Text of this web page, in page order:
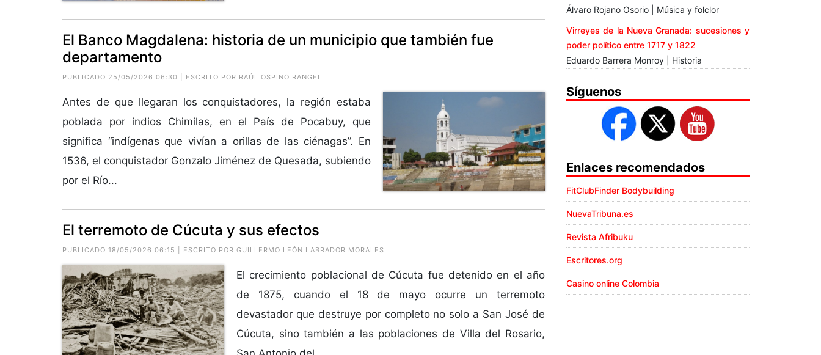
El Banco Magdalena: historia de un municipio que también fue
departamento
PUBLICADO 25/05/2026 06:30 | ESCRITO POR RAÚL OSPINO RANGEL
Antes de que llegaran los conquistadores, la región estaba
poblada por indios Chimilas, en el País de Pocabuy, que
significa “indígenas que vivían a orillas de las ciénagas”. En
1536, el conquistador Gonzalo Jiménez de Quesada, subiendo
por el Río...
El terremoto de Cúcuta y sus efectos
PUBLICADO 18/05/2026 06:15 | ESCRITO POR GUILLERMO LEÓN LABRADOR MORALES
El crecimiento poblacional de Cúcuta fue detenido en el año
de 1875, cuando el 18 de mayo ocurre un terremoto
devastador que destruye por completo no solo a San José de
Cúcuta, sino también a las poblaciones de Villa del Rosario,
Álvaro Rojano Osorio | Música y folclor
Virreyes de la Nueva Granada: sucesiones y
poder político entre 1717 y 1822
Eduardo Barrera Monroy | Historia
Síguenos
Enlaces recomendados
FitClubFinder Bodybuilding
NuevaTribuna.es
Revista Afribuku
Escritores.org
Casino online Colombia